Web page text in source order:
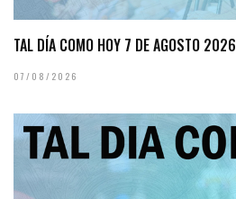
TAL DÍA COMO HOY 7 DE AGOSTO 2026
07/08/2026